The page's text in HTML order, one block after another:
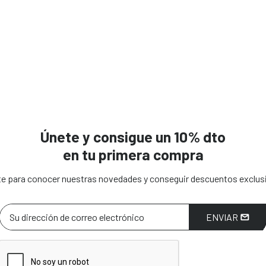
Únete y consigue un 10% dto
en tu primera compra
para conocer nuestras novedades y conseguir descuentos
ENVIAR